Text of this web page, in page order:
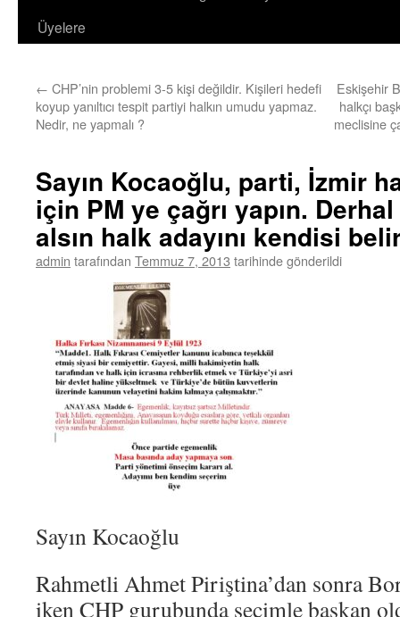
Üyelere
← CHP’nin problemi 3-5 kişi değildir. Kişileri hedefi
koyup yanıltıcı tespit partiyi halkın umudu yapmaz.
Nedir, ne yapmalı ?
Eskişehir
halkçı
meclisine
Sayın Kocaoğlu, parti, İzmir
için PM ye çağrı yapın.
alsın halk adayını kendisi
admin tarafından Temmuz 7, 2013 tarihinde gönderildi
Sayın Kocaoğlu
Rahmetli Ahmet Piriştina’dan sonra
iken CHP gurubunda secimle başkan